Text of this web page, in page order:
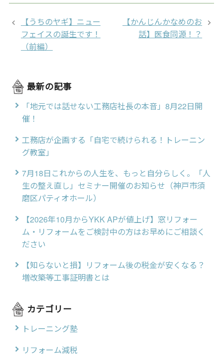
【うちのヤギ】ニュー
フェイスの誕生です！
（前編）
【かんじんかなめのお
話】医食同源！？
最新の記事
「地元では話せない工務店社長の本音」8月22日開
催！
工務店が企画する「自宅で続けられる！トレーニン
グ教室」
7月18日これからの人生を、もっと自分らしく。「人
生の整え直し」セミナー開催のお知らせ（神戸市須
磨区パティオホール）
【2026年10月からYKK APが値上げ】窓リフォー
ム・リフォームをご検討中の方はお早めにご相談く
ださい
【知らないと損】リフォーム後の税金が安くなる？
増改築等工事証明書とは
カテゴリー
トレーニング塾
リフォーム減税